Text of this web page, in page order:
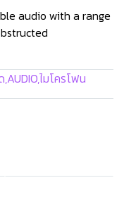
audio with a range
,AUDIO,ไมโครโฟน